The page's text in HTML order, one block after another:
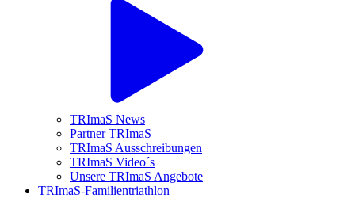
TRImaS News
Partner TRImaS
TRImaS Ausschreibungen
TRImaS Video´s
Unsere TRImaS Angebote
TRImaS-Familientriathlon